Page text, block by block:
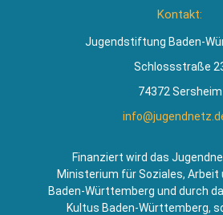
Kontakt:
Jugendstiftung Baden-
Schlossstraße
74372 Sersheim
Finanziert wird das
Ministerium für Soziales, Arbeit
Baden-Württemberg und durch
Kultus Baden-Württemberg,